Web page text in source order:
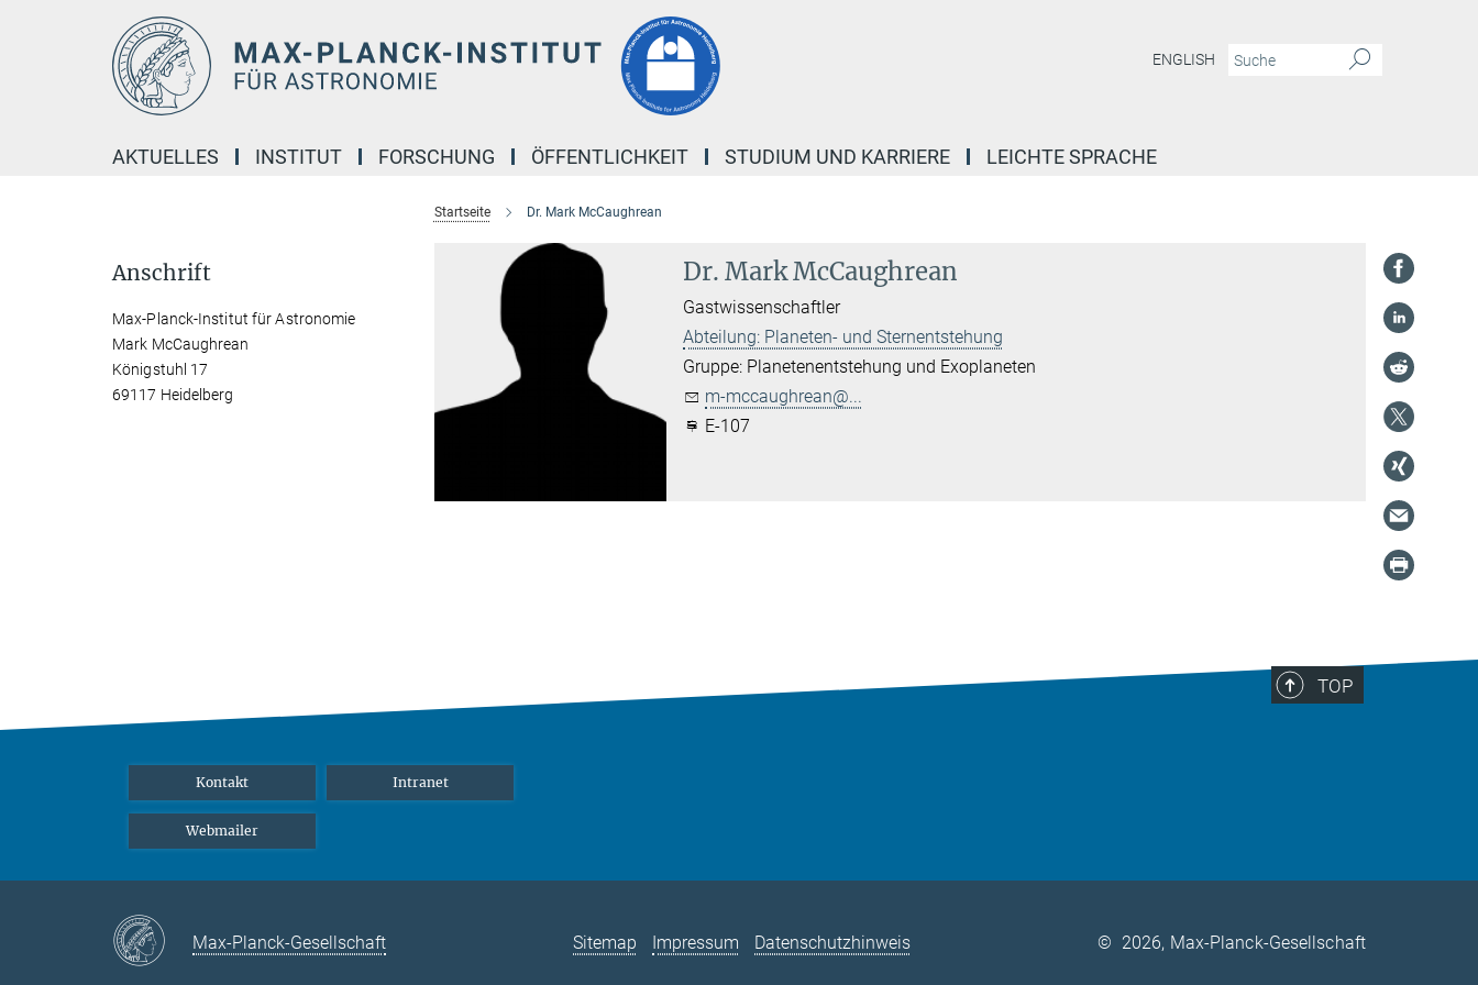
ENGLISH
AKTUELLES INSTITUT FORSCHUNG ÖFFENTLICHKEIT STUDIUM UND KARRIERE LEICHTE SPRACHE
Startseite Dr. Mark McCaughrean
Dr. Mark McCaughrean
Gastwissenschaftler
Abteilung: Planeten- und Sternentstehung
Gruppe: Planetenentstehung und Exoplaneten
m-mccaughrean@...
E-107
Anschrift
Max-Planck-Institut für Astronomie
Mark McCaughrean
Königstuhl 17
69117 Heidelberg
TOP
Kontakt Intranet
Webmailer
Max-Planck-Gesellschaft Sitemap Impressum Datenschutzhinweis © 2026, Max-Planck-Gesellschaft